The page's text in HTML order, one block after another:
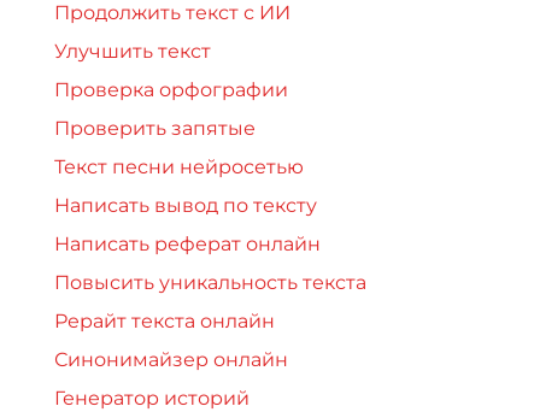
Продолжить текст с ИИ
Улучшить текст
Проверка орфографии
Проверить запятые
Текст песни нейросетью
Написать вывод по тексту
Написать реферат онлайн
Повысить уникальность текста
Рерайт текста онлайн
Синонимайзер онлайн
Генератор историй